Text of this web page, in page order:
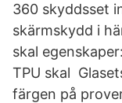
360 skyddsset
skärmskydd i
skal
TPU skal
färgen på